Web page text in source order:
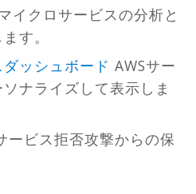
イクロサービスの分析と
す。
ッシュボード AWSサー
ナライズして表示しま
ービス拒否攻撃からの保